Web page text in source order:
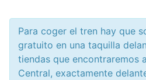
Para coger el tren hay que
gratuito en una taquilla
tiendas que encontraremos
Central, exactamente